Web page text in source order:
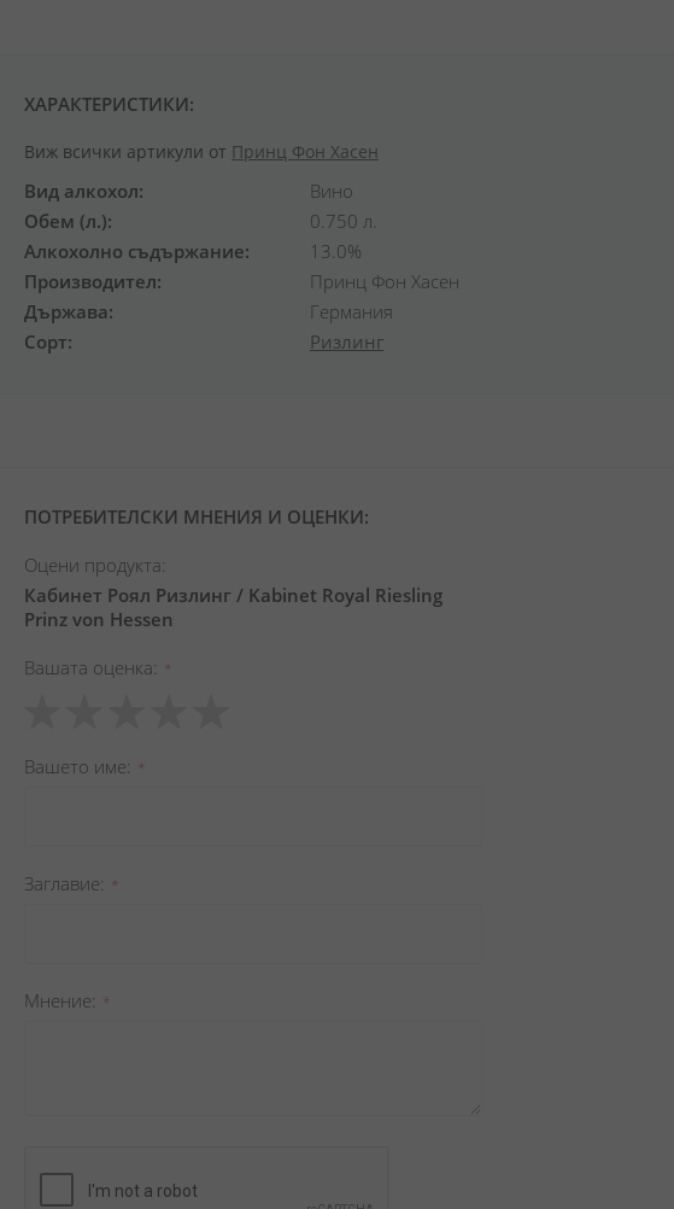
ХАРАКТЕРИСТИКИ:
Виж всички артикули от Принц Фон Хасен
Вид алкохол
Вино
Обем (л.)
0.750 л.
Алкохолно съдържание
13.0%
Производител
Принц Фон Хасен
Държава
Германия
Сорт
Ризлинг
ПОТРЕБИТЕЛСКИ МНЕНИЯ И ОЦЕНКИ:
Оцени продукта:
Кабинет Роял Ризлинг / Kabinet Royal Riesling
Prinz von Hessen
Вашата оценка
star
stars
stars
stars
stars
Вашето име
Заглавиe
Мнение